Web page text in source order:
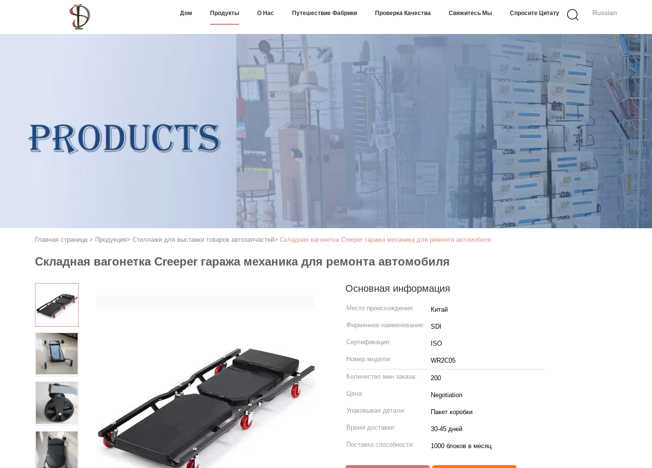
Russian
Дом Продукты О Нас Путешествие Фабрики Проверка Качества Свяжитесь Мы Спросите Цитату
Главная страница > Продукция> Стеллажи для выставки товаров автозапчастей> Складная вагонетка Creeper гаража механика для ремонта автомобиля
Складная вагонетка Creeper гаража механика для ремонта автомобиля
Основная информация
Место происхождения: Китай
Фирменное наименование: SDI
Сертификация: ISO
Номер модели: WR2C05
Количество мин заказа: 200
Цена: Negotiation
Упаковывая детали: Пакет коробки
Время доставки: 30-45 дней
Поставка способности: 1000 блоков в месяц